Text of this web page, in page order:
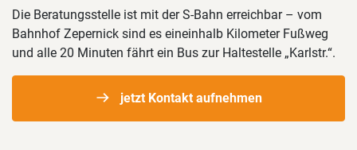
Die Beratungsstelle ist mit der S-Bahn erreichbar – vom
Bahnhof Zepernick sind es eineinhalb Kilometer Fußweg
und alle 20 Minuten fährt ein Bus zur Haltestelle „Karlstr.“.
jetzt Kontakt aufnehmen